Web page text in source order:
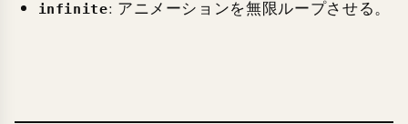
infinite: アニメーションを無限ループさせる。